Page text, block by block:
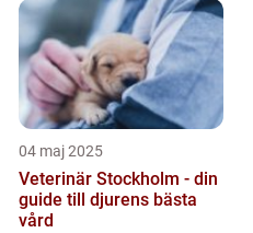
04 maj 2025
Veterinär Stockholm - din
guide till djurens bästa
vård